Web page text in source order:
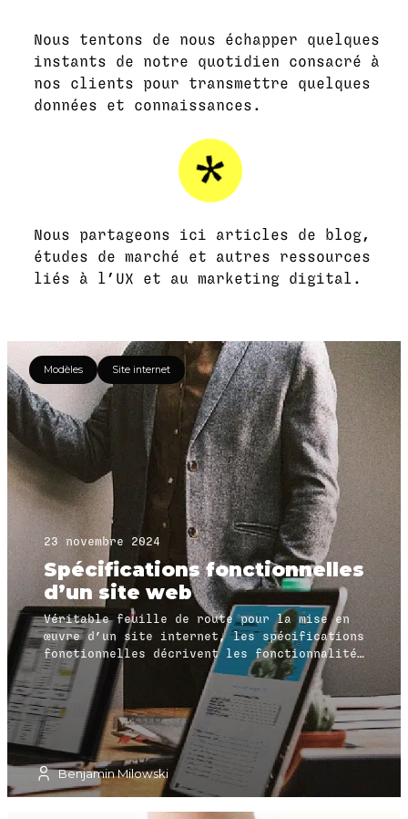
Nous tentons de nous échapper quelques
instants de notre quotidien consacré à
nos clients pour transmettre quelques
données et connaissances.
Nous partageons ici articles de blog,
études de marché et autres ressources
liés à l’UX et au marketing digital.
Modèles Site internet
23 novembre 2024
Spécifications fonctionnelles
d’un site web
Véritable feuille de route pour la mise en
œuvre d’un site internet, les spécifications
fonctionnelles décrivent les fonctionnalités
attendues, les exigences et le comportement
spécifiques de chaque page ou écran en
tenant compte des besoins utilisateurs et
des actions possibles sur l’interface.
Benjamin Milowski